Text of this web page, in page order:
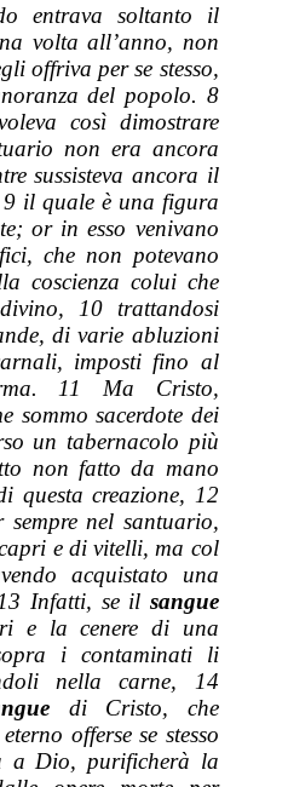
entrava soltanto il
volta all’anno, non
offriva per se stesso,
del popolo. 8
così dimostrare
non era ancora
sussisteva ancora il
il quale è una figura
or in esso venivano
che non potevano
coscienza colui che
10 trattandosi
di varie abluzioni
imposti fino al
11 Ma Cristo,
sommo sacerdote dei
un tabernacolo più
non fatto da mano
questa creazione, 12
nel santuario,
e di vitelli, ma col
acquistato una
Infatti, se il sangue
e la cenere di una
i contaminati li
nella carne, 14
di Cristo, che
offerse se stesso
a Dio, purificherà la